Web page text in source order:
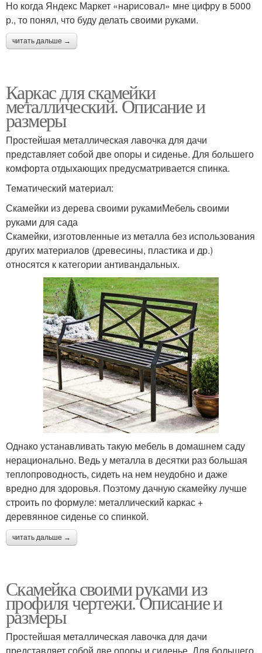
Но когда Яндекс Маркет «нарисовал» мне цифру в 5000
р., то понял, что буду делать своими руками.
читать дальше →
Каркас для скамейки
металлический. Описание и
размеры
Простейшая металлическая лавочка для дачи
представляет собой две опоры и сиденье. Для большего
комфорта отдыхающих предусматривается спинка.
Тематический материал:
Скамейки из дерева своими рукамиМебель своими
руками для сада
Скамейки, изготовленные из металла без использования
других материалов (древесины, пластика и др.)
относятся к категории антивандальных.
Однако устанавливать такую мебель в домашнем саду
нерационально. Ведь у металла в десятки раз большая
теплопроводность, сидеть на нем неудобно и даже
вредно для здоровья. Поэтому дачную скамейку лучше
строить по формуле: металлический каркас +
деревянное сиденье со спинкой.
читать дальше →
Скамейка своими руками из
профиля чертежи. Описание и
размеры
Простейшая металлическая лавочка для дачи